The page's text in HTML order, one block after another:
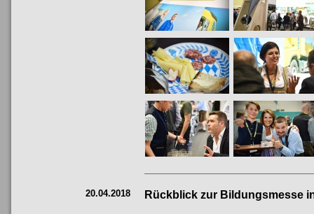
20.04.2018 Rückblick zur Bildungsmesse